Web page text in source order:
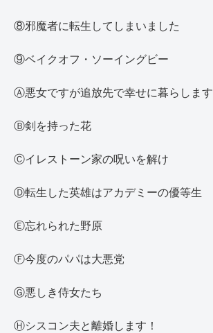
⑧邪魔者に転生してしまいました
⑨ベイクオフ・ソーイングビー
Ⓐ悪女ですが追放先で幸せに暮らします
Ⓑ剣を持った花
Ⓒイレストーン家の呪いを解け
Ⓓ転生した英雄はアカデミーの優等生
Ⓔ忘れられた野原
Ⓕ今度のパパは大悪党
Ⓖ悪しき侍女たち
Ⓗシスコン夫と離婚します！